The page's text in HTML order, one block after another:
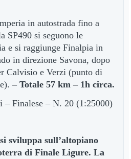
in autostrada fino a
SP490 si seguono le
e si raggiunge Finalpia in
in direzione Savona, dopo
Calvisio e Verzi (punto di
– Totale 57 km – 1h circa.
– Finalese – N. 20 (1:25000)
sviluppa sull’altopiano
di Finale Ligure. La